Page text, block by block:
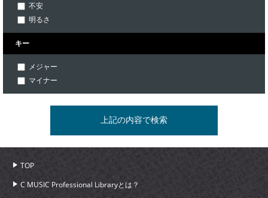
不安
明るさ
キー
メジャー
マイナー
TOP
C MUSIC Professional Libraryとは？